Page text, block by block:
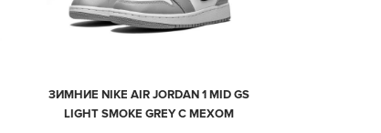
ЗИМНИЕ NIKE AIR JORDAN 1 MID GS
LIGHT SMOKE GREY С МЕХОМ